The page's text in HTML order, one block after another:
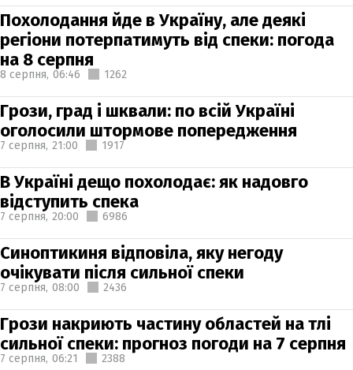
Похолодання йде в Україну, але деякі
регіони потерпатимуть від спеки: погода
на 8 серпня
8 серпня, 06:46 1262
Грози, град і шквали: по всій Україні
оголосили штормове попередження
7 серпня, 21:00 1917
В Україні дещо похолодає: як надовго
відступить спека
7 серпня, 20:00 6986
Синоптикиня відповіла, яку негоду
очікувати після сильної спеки
7 серпня, 08:00 2436
Грози накриють частину областей на тлі
сильної спеки: прогноз погоди на 7 серпня
7 серпня, 06:21 2388